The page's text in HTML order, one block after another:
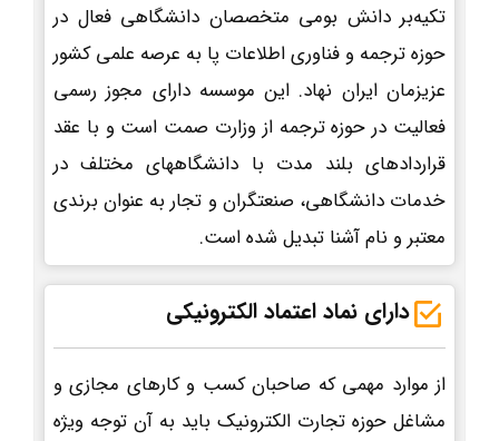
تکیه‌بر دانش بومی متخصصان دانشگاهی فعال در
حوزه ترجمه و فناوری اطلاعات پا به عرصه علمی کشور
عزیزمان ایران نهاد. این موسسه دارای مجوز رسمی
فعالیت در حوزه ترجمه از وزارت صمت است و با عقد
قراردادهای بلند مدت با دانشگاههای مختلف در
خدمات دانشگاهی، صنعتگران و تجار به عنوان برندی
معتبر و نام آشنا تبدیل شده است.
دارای نماد اعتماد الکترونیکی
از موارد مهمی که صاحبان کسب و کارهای مجازی و
مشاغل حوزه تجارت الکترونیک باید به آن توجه ویژه